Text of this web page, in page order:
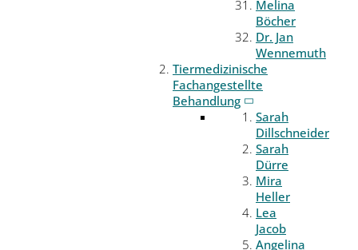
Melina
Böcher
Dr. Jan
Wennemuth
Tiermedizinische
Fachangestellte
Behandlung
Sarah
Dillschneider
Sarah
Dürre
Mira
Heller
Lea
Jacob
Angelina